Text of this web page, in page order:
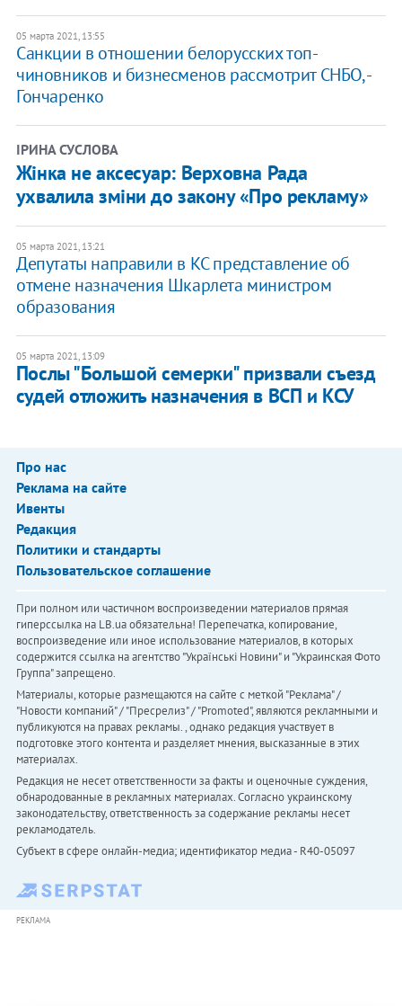
05 марта 2021, 13:55
Санкции в отношении белорусских топ-
чиновников и бизнесменов рассмотрит СНБО, -
Гончаренко
ІРИНА СУСЛОВА
Жінка не аксесуар: Верховна Рада
ухвалила зміни до закону «Про рекламу»
05 марта 2021, 13:21
Депутаты направили в КС представление об
отмене назначения Шкарлета министром
образования
05 марта 2021, 13:09
Послы "Большой семерки" призвали съезд
судей отложить назначения в ВСП и КСУ
Про нас
Реклама на сайте
Ивенты
Редакция
Политики и стандарты
Пользовательское соглашение
При полном или частичном воспроизведении материалов прямая
гиперссылка на LB.ua обязательна! Перепечатка, копирование,
воспроизведение или иное использование материалов, в которых
содержится ссылка на агентство "Українськi Новини" и "Украинская Фото
Группа" запрещено.
Материалы, которые размещаются на сайте с меткой "Реклама" /
"Новости компаний" / "Пресрелиз" / "Promoted", являются рекламными и
публикуются на правах рекламы. , однако редакция участвует в
подготовке этого контента и разделяет мнения, высказанные в этих
материалах.
Редакция не несет ответственности за факты и оценочные суждения,
обнародованные в рекламных материалах. Согласно украинскому
законодательству, ответственность за содержание рекламы несет
рекламодатель.
Субъект в сфере онлайн-медиа; идентификатор медиа - R40-05097
РЕКЛАМА